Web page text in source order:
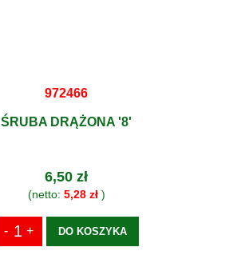
972466
ŚRUBA DRĄŻONA '8'
6,50 zł
(netto: 5,28 zł)
DO KOSZYKA